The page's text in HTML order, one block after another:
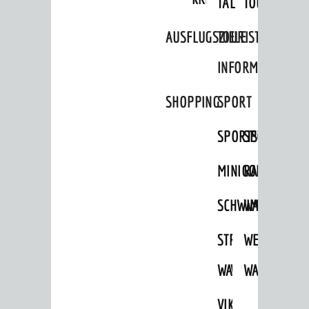
AUSFLUGSZIELE
TOURIST
INFORMATION
SHOPPINGSPORT
SPORTSTÄTTEN
MINIGOLFRADFAHREN
SCHWIMMEN
STRANDBAD
WAIDSEE
TSG
VIKTOR-
WANDERN
WEINHEIMER